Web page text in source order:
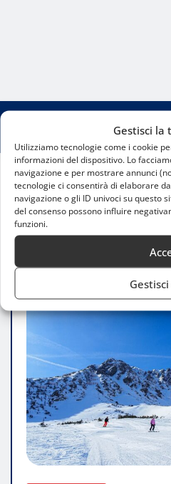
Gestisci la
Utilizziamo tecnologie come i cookie
informazioni del dispositivo. Lo
navigazione e per mostrare annunci
tecnologie ci consentirà di elaborare
navigazione o gli ID univoci su questo
del consenso possono influire
funzioni.
Home
Piste da sci di fondo con
Milano